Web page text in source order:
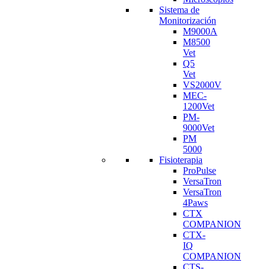
Sistema de
Monitorización
M9000A
M8500
Vet
Q5
Vet
VS2000V
MEC-
1200Vet
PM-
9000Vet
PM
5000
Fisioterapia
ProPulse
VersaTron
VersaTron
4Paws
CTX
COMPANION
CTX-
IQ
COMPANION
CTS-